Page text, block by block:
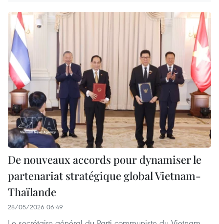
De nouveaux accords pour dynamiser le
partenariat stratégique global Vietnam-
Thaïlande
28/05/2026 06:49